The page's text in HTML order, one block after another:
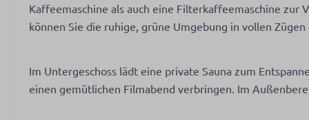
Kaffeemaschine als auch eine Filterkaffeemaschine
können Sie die ruhige, grüne Umgebung in vollen
Im Untergeschoss lädt eine private Sauna zum
einen gemütlichen Filmabend verbringen. Im